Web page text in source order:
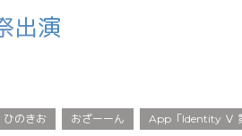
出演
のきお おざーーん App「Identity Ⅴ